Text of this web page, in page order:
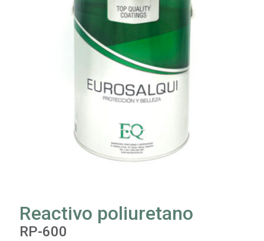
Reactivo poliuretano
RP-600